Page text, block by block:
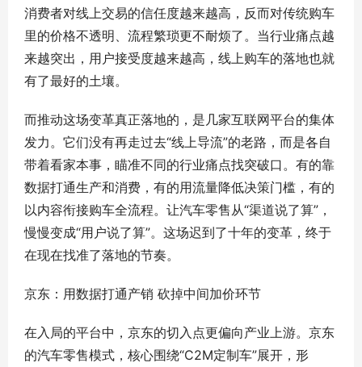
消费者对线上交易的信任度越来越高，反而对传统购车
里的价格不透明、流程繁琐更不耐烦了。当行业痛点越
来越突出，用户接受度越来越高，线上购车的落地也就
有了最好的土壤。
而推动这场变革真正落地的，是几家互联网平台的集体
发力。它们没有再走过去“线上导流”的老路，而是各自
带着看家本事，瞄准不同的行业痛点找突破口。有的靠
数据打通生产和消费，有的用流量降低决策门槛，有的
以内容衔接购车全流程。让汽车零售从“渠道说了算”，
慢慢变成“用户说了算”。这场迟到了十年的变革，终于
在现在找准了落地的节奏。
京东：用数据打通产销 砍掉中间加价环节
在入局的平台中，京东的切入点更偏向产业上游。京东
的汽车零售模式，核心围绕“C2M定制车”展开，形